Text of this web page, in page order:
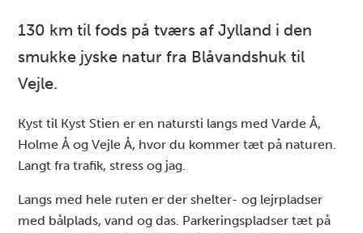
130 km til fods på tværs af Jylland i den
smukke jyske natur fra Blåvandshuk til
Vejle.
Kyst til Kyst Stien er en natursti langs med Varde Å,
Holme Å og Vejle Å, hvor du kommer tæt på naturen.
Langt fra trafik, stress og jag.
Langs med hele ruten er der shelter- og lejrpladser
med bålplads, vand og das. Parkeringspladser tæt på